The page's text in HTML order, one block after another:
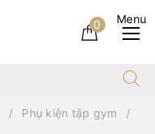
0
Phụ kiện tập gym